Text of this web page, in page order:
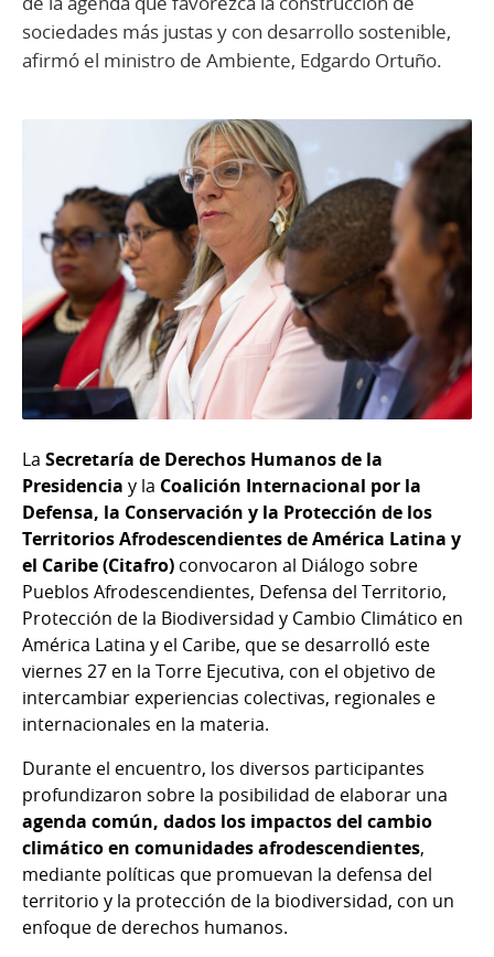
sociedades más justas y con desarrollo sostenible,
afirmó el ministro de Ambiente, Edgardo Ortuño.
La Secretaría de Derechos Humanos de la
Presidencia y la Coalición Internacional por la
Defensa, la Conservación y la Protección de los
Territorios Afrodescendientes de América Latina y
el Caribe (Citafro) convocaron al Diálogo sobre
Pueblos Afrodescendientes, Defensa del Territorio,
Protección de la Biodiversidad y Cambio Climático en
América Latina y el Caribe, que se desarrolló este
viernes 27 en la Torre Ejecutiva, con el objetivo de
intercambiar experiencias colectivas, regionales e
internacionales en la materia.
Durante el encuentro, los diversos participantes
profundizaron sobre la posibilidad de elaborar una
agenda común, dados los impactos del cambio
climático en comunidades afrodescendientes,
mediante políticas que promuevan la defensa del
territorio y la protección de la biodiversidad, con un
enfoque de derechos humanos.